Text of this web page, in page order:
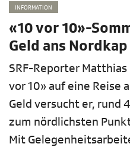
INFORMATION
«10 vor 10»-
Geld ans Nordkap
SRF-Reporter
vor 10» auf eine Reise
Geld versucht er, rund
zum nördlichsten
Mit